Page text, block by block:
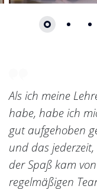
Als ich meine
habe, habe ich
gut aufgehoben
und das
der Spaß kam
regelmäßigen